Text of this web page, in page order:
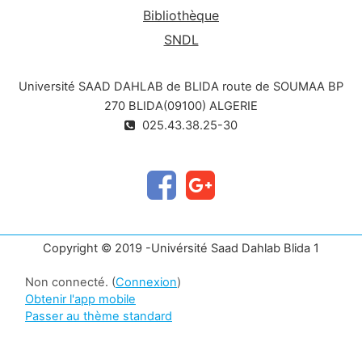
Bibliothèque
SNDL
Université SAAD DAHLAB de BLIDA route de SOUMAA BP
270 BLIDA(09100) ALGERIE
025.43.38.25-30
Copyright © 2019 -Univérsité Saad Dahlab Blida 1
Non connecté. (Connexion)
Obtenir l'app mobile
Passer au thème standard